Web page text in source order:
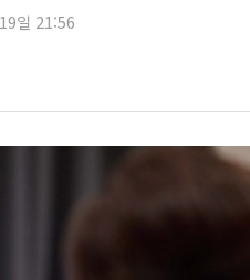
[인도증시] 중동
황희 '폐버스 청
사우디·튀르키
신길동 신축도
용산공원·그린
[AI 부동산 투데
일 21:56